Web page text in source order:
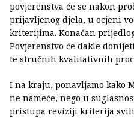
povjerenstva će se nakon
prijavljenog djela, u ocjeni
kriterijima. Konačan
Povjerenstvo će dakle
te stručnih kvalitativnih
I na kraju, ponavljamo kako
ne nameće, nego u
pristupa reviziji kriterija